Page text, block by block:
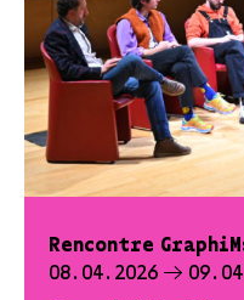
Rencontre
08.04.2026